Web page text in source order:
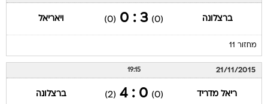
ברצלונה (0)
3 : 0
(0) ויאריאל
מחזור 11
21/11/2015
19:15
ריאל מדריד (0)
0 : 4
(2) ברצלונה